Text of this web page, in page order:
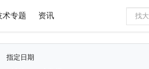
术专题 资讯
指定日期